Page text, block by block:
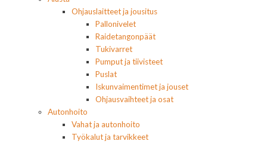
Ohjauslaitteet ja jousitus
Pallonivelet
Raidetangonpäät
Tukivarret
Pumput ja tiivisteet
Puslat
Iskunvaimentimet ja jouset
Ohjausvaihteet ja osat
Autonhoito
Vahat ja autonhoito
Työkalut ja tarvikkeet